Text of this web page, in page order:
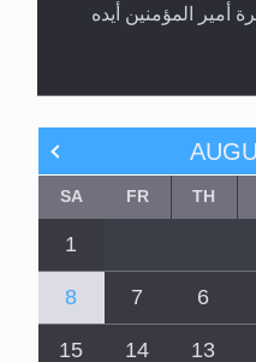
أمير المؤمنين أيده
TH
FR
SA
1
6
7
8
13
14
15